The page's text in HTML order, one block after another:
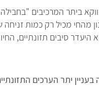
ביתר המרכיבים
מהחי מכיל רק כמות
היעדר סיבים תזונתיים,
יתר הערכים